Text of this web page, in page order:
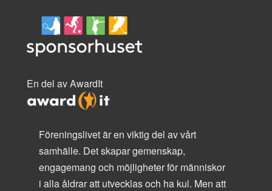
En del av AwardIt
Föreningslivet är en viktig del av vårt
samhälle. Det skapar gemenskap,
engagemang och möjligheter för människor
i alla åldrar att utvecklas och ha kul. Men att